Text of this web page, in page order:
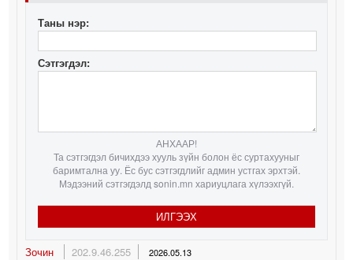
Таны нэр:
Сэтгэгдэл:
АНХААР!
Та сэтгэгдэл бичихдээ хууль зүйн болон ёс суртахууныг
баримтална уу. Ёс бус сэтгэгдлийг админ устгах эрхтэй.
Мэдээний сэтгэгдэлд sonin.mn хариуцлага хүлээхгүй.
ИЛГЭЭХ
Зочин 202.9.46.255 2026.05.13